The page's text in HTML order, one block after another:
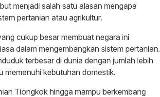
menjadi salah satu alasan mengapa
pertanian atau agrikultur.
cukup besar membuat negara ini
dalam mengembangkan sistem pertanian.
terbesar di dunia dengan jumlah lebih
memenuhi kebutuhan domestik.
Tiongkok hingga mampu berkembang